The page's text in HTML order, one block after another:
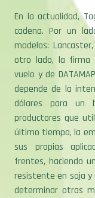
En la actualidad,
cadena. Por un
modelos:
otro lado, la firma
vuelo y de
depende de la
dólares para un
productores que
último tiempo, la
sus propias
frentes, haciendo
resistente en soja y
determinar otras